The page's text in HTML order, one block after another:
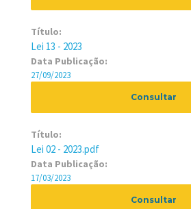
Título:
Lei 13 - 2023
Data Publicação:
27/09/2023
Consultar
Título:
Lei 02 - 2023.pdf
Data Publicação:
17/03/2023
Consultar